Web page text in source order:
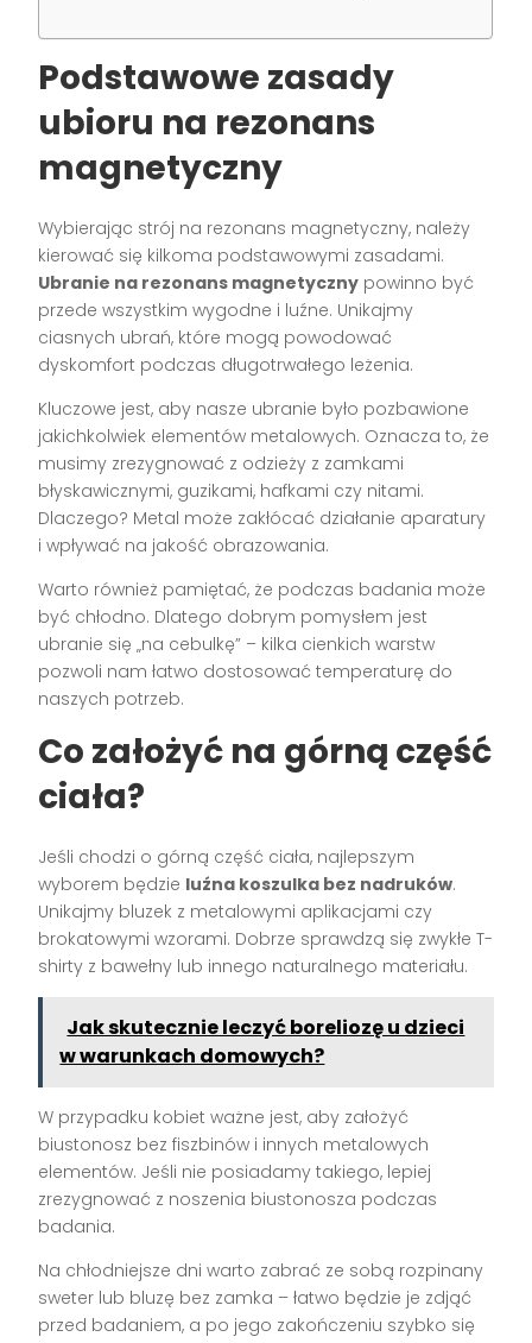
Podstawowe zasady
ubioru na rezonans
magnetyczny
Wybierając strój na rezonans magnetyczny, należy
kierować się kilkoma podstawowymi zasadami.
Ubranie na rezonans magnetyczny powinno być
przede wszystkim wygodne i luźne. Unikajmy
ciasnych ubrań, które mogą powodować
dyskomfort podczas długotrwałego leżenia.
Kluczowe jest, aby nasze ubranie było pozbawione
jakichkolwiek elementów metalowych. Oznacza to, że
musimy zrezygnować z odzieży z zamkami
błyskawicznymi, guzikami, hafkami czy nitami.
Dlaczego? Metal może zakłócać działanie aparatury
i wpływać na jakość obrazowania.
Warto również pamiętać, że podczas badania może
być chłodno. Dlatego dobrym pomysłem jest
ubranie się „na cebulkę” – kilka cienkich warstw
pozwoli nam łatwo dostosować temperaturę do
naszych potrzeb.
Co założyć na górną część
ciała?
Jeśli chodzi o górną część ciała, najlepszym
wyborem będzie luźna koszulka bez nadruków.
Unikajmy bluzek z metalowymi aplikacjami czy
brokatowymi wzorami. Dobrze sprawdzą się zwykłe T-
shirty z bawełny lub innego naturalnego materiału.
Jak skutecznie leczyć boreliozę u dzieci
w warunkach domowych?
W przypadku kobiet ważne jest, aby założyć
biustonosz bez fiszbinów i innych metalowych
elementów. Jeśli nie posiadamy takiego, lepiej
zrezygnować z noszenia biustonosza podczas
badania.
Na chłodniejsze dni warto zabrać ze sobą rozpinany
sweter lub bluzę bez zamka – łatwo będzie je zdjąć
przed badaniem, a po jego zakończeniu szybko się